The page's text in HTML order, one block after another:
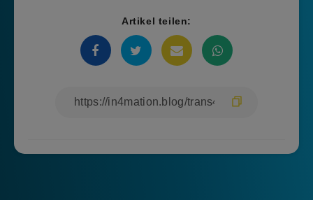
Artikel teilen: